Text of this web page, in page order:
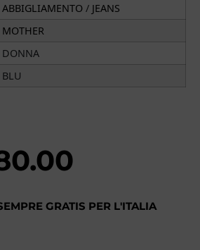
ABBIGLIAMENTO / JEANS
MOTHER
DONNA
BLU
GRATIS PER L'ITALIA